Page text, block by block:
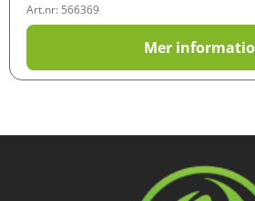
Art.nr: 566369
Mer